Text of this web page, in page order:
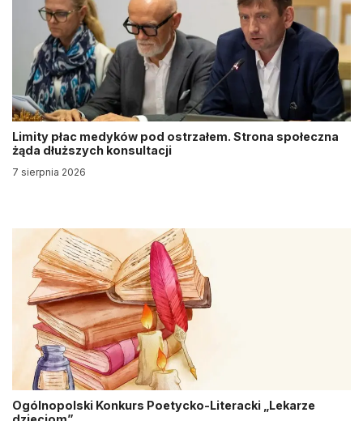
Limity płac medyków pod ostrzałem. Strona społeczna
żąda dłuższych konsultacji
7 sierpnia 2026
Ogólnopolski Konkurs Poetycko-Literacki „Lekarze